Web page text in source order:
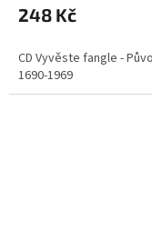
248 Kč
CD Vyvěste fangle -
1690-1969